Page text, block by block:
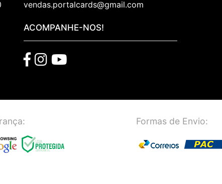
vendas.portalcards@gmail.com
ACOMPANHE-NOS!
Formas de Envio: